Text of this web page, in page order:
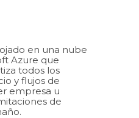
en una nube
Azure que
todos los
y flujos de
empresa u
de